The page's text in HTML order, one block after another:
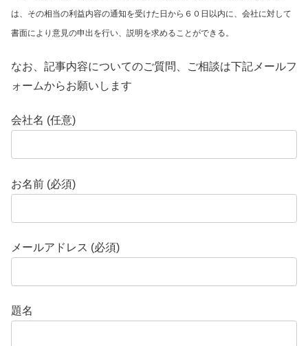
は、その相当の利益内容の通知を受けた日から６０日以内に、会社に対して
書面により意見の申出を行い、説明を求めることができる。
なお、記事内容についてのご質問、ご相談は下記メールフ
ォームからお願いします
会社名 (任意)
お名前 (必須)
メールアドレス (必須)
題名